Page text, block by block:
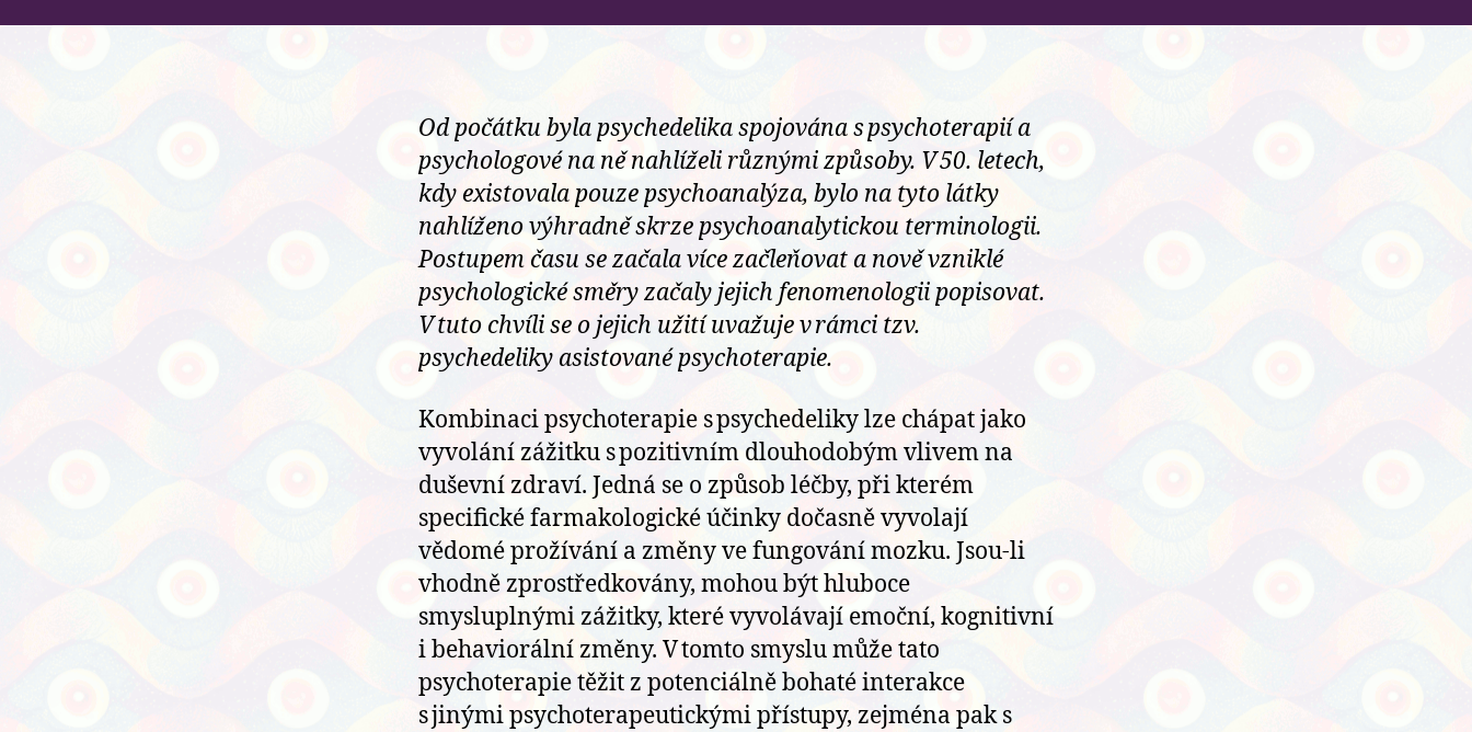
Od počátku byla psychedelika spojována s psychoterapií a
psychologové na ně nahlíželi různými způsoby. V 50. letech,
kdy existovala pouze psychoanalýza, bylo na tyto látky
nahlíženo výhradně skrze psychoanalytickou terminologii.
Postupem času se začala více začleňovat a nově vzniklé
psychologické směry začaly jejich fenomenologii popisovat.
V tuto chvíli se o jejich užití uvažuje v rámci tzv.
psychedeliky asistované psychoterapie.
Kombinaci psychoterapie s psychedeliky lze chápat jako
vyvolání zážitku s pozitivním dlouhodobým vlivem na
duševní zdraví. Jedná se o způsob léčby, při kterém
specifické farmakologické účinky dočasně vyvolají
vědomé prožívání a změny ve fungování mozku. Jsou-li
vhodně zprostředkovány, mohou být hluboce
smysluplnými zážitky, které vyvolávají emoční, kognitivní
i behaviorální změny. V tomto smyslu může tato
psychoterapie těžit z potenciálně bohaté interakce
s jinými psychoterapeutickými přístupy, zejména pak s